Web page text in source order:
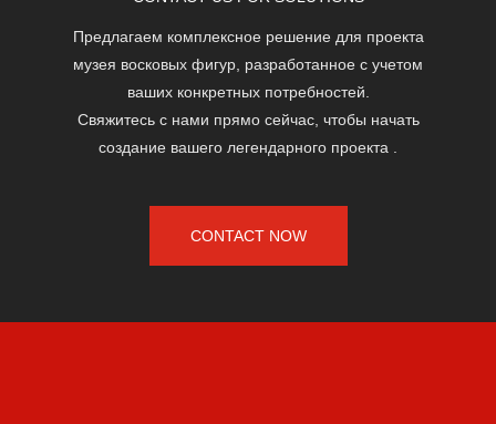
Предлагаем комплексное решение для проекта
музея восковых фигур, разработанное с учетом
ваших конкретных потребностей.
Свяжитесь с нами прямо сейчас, чтобы начать
создание вашего легендарного проекта .
CONTACT NOW